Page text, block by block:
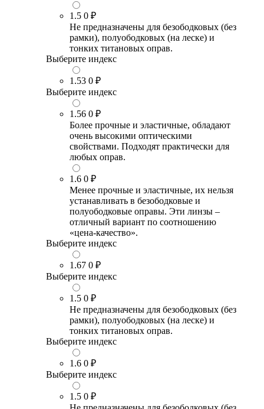
1.5 0 ₽
Не предназначены для безободковых (без
рамки), полуободковых (на леске) и
тонких титановых оправ.
Выберите индекс
1.53 0 ₽
Выберите индекс
1.56 0 ₽
Более прочные и эластичные, обладают
очень высокими оптическими
свойствами. Подходят практически для
любых оправ.
1.6 0 ₽
Менее прочные и эластичные, их нельзя
устанавливать в безободковые и
полуободковые оправы. Эти линзы –
отличный вариант по соотношению
«цена-качество».
Выберите индекс
1.67 0 ₽
Выберите индекс
1.5 0 ₽
Не предназначены для безободковых (без
рамки), полуободковых (на леске) и
тонких титановых оправ.
Выберите индекс
1.6 0 ₽
Выберите индекс
1.5 0 ₽